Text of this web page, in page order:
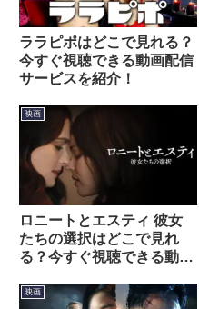
ララピポはどこで見れる？
今すぐ視聴できる動画配信
サービスを紹介！
映画
ロニートとエスティ 彼女
たちの選択はどこで見れ
る？今すぐ視聴できる動画
映画